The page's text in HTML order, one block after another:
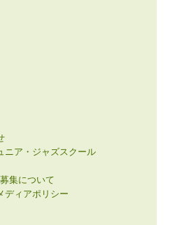
ニア・ジャズスクール
集について
ディアポリシー